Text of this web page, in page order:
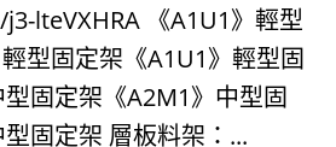
lteVXHRA 《A1U1》輕型
型固定架《A1U1》輕型固
固定架《A2M1》中型固
固定架 層板料架：...